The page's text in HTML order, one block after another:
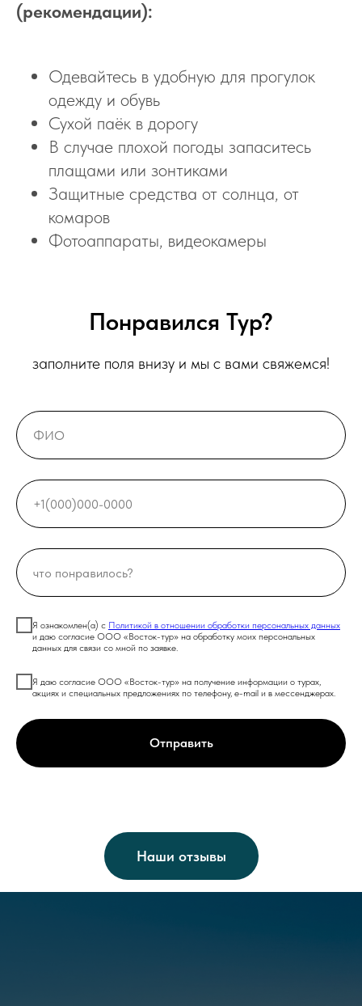
(рекомендации):
Одевайтесь в удобную для прогулок
одежду и обувь
Сухой паёк в дорогу
В случае плохой погоды запаситесь
плащами или зонтиками
Защитные средства от солнца, от
комаров
Фотоаппараты, видеокамеры
Понравился Тур?
заполните поля внизу и мы с вами свяжемся!
Я ознакомлен(а) с Политикой в отношении обработки персональных данных
и даю согласие ООО «Восток-тур» на обработку моих персональных
данных для связи со мной по заявке.
Я даю согласие ООО «Восток-тур» на получение информации о турах,
акциях и специальных предложениях по телефону, e-mail и в мессенджерах.
Отправить
Наши отзывы